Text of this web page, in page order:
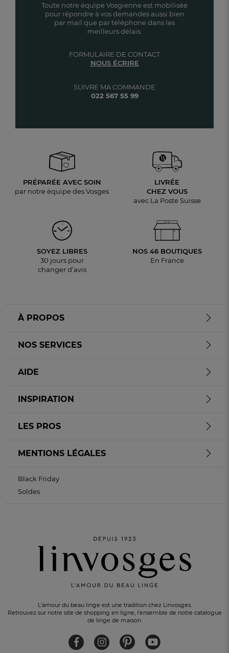
Toute notre équipe Vosgienne est mobilisée
pour répondre à vos demandes aussi bien
par mail que par téléphone dans les
meilleurs délais.
SUIVRE MA COMMANDE
022 567 55 99
FORMULAIRE DE CONTACT
NOUS ÉCRIRE
PRÉPARÉE AVEC SOIN
par notre équipe des Vosges
LIVRÉE
CHEZ VOUS
avec La Poste Suisse
SOYEZ LIBRES
30 jours pour
changer d’avis
NOS 46 BOUTIQUES
En France
L'amour du beau linge est une tradition chez Linvosges.
Retrouvez sur notre site de shopping en ligne, l'ensemble de notre catalogue
de linge de maison.
À PROPOS
NOS SERVICES
AIDE
INSPIRATION
LES PROS
MENTIONS LÉGALES
Black Friday
Soldes